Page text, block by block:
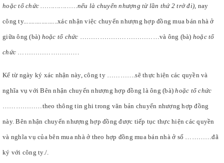
hoặc tổ chức ………………nếu là chuyển nhượng từ lần thứ 2 trở đi), nay
công ty.....................xác nhận việc chuyển nhượng hợp đồng mua bán nhà ở
giữa ông (bà) hoặc tổ chức ………………………………và ông (bà) hoặc tổ
chức
Kể từ ngày ký xác nhận này, công ty ………….sẽ thực hiện các quyền và
nghĩa vụ với Bên nhận chuyển nhượng hợp đồng là ông (bà)hoặc tổ chức
………………theo thông tin ghi trong văn bản chuyển nhượng hợp đồng
này. Bên nhận chuyển nhượng hợp đồng được tiếp tục thực hiện các quyền
và nghĩa vụ của bên mua nhà ở theo hợp đồng mua bán nhà ở số …………đã
ký với công ty./.